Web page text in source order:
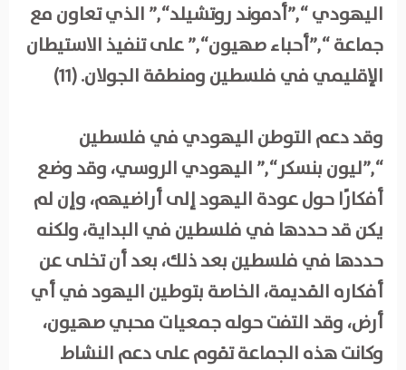
اليهودي “,”أدموند روتشيلد“,” الذي تعاون مع
جماعة “,”أحباء صهيون“,” على تنفيذ الاستيطان
الإقليمي في فلسطين ومنطقة الجولان. (11)
وقد دعم التوطن اليهودي في فلسطين
“,”ليون بنسكر“,” اليهودي الروسي، وقد وضع
أفكارًا حول عودة اليهود إلى أراضيهم، وإن لم
يكن قد حددها في فلسطين في البداية، ولكنه
حددها في فلسطين بعد ذلك، بعد أن تخلى عن
أفكاره القديمة، الخاصة بتوطين اليهود في أي
أرض، وقد التفت حوله جمعيات محبي صهيون،
وكانت هذه الجماعة تقوم على دعم النشاط